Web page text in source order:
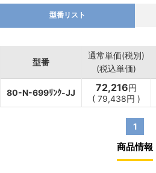
型番リスト
型番
通常単価(税別)
(税込単価)
80-N-699ﾘﾝｸ-JJ 72,216円
( 79,438円 )
1
商品情報